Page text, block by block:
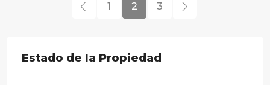
1 2 3
Estado de la Propiedad